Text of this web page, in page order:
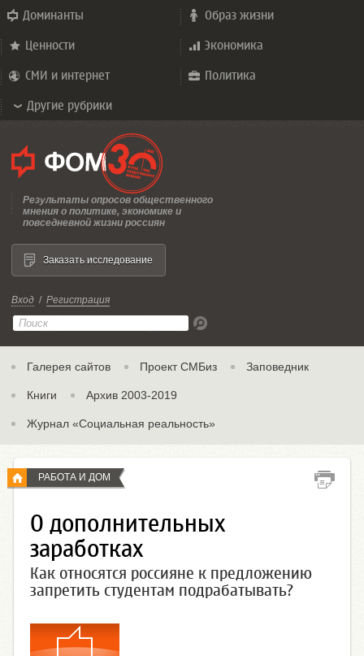
Доминанты Образ жизни
Ценности Экономика
СМИ и интернет Политика
Другие рубрики
Результаты опросов общественного
мнения о политике, экономике и
повседневной жизни россиян
Вход / Регистрация
Галерея сайтов Проект СМБиз Заповедник
Книги Архив 2003-2019
Журнал «Социальная реальность»
Заказать исследование
РАБОТА И ДОМ
О дополнительных
заработках
Как относятся россияне к предложению
запретить студентам подрабатывать?